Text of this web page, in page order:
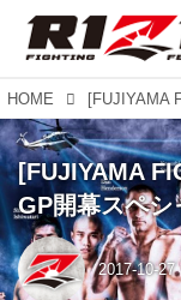
HOME
[FUJIYAMA
GP開幕スペシ
2017-10-27